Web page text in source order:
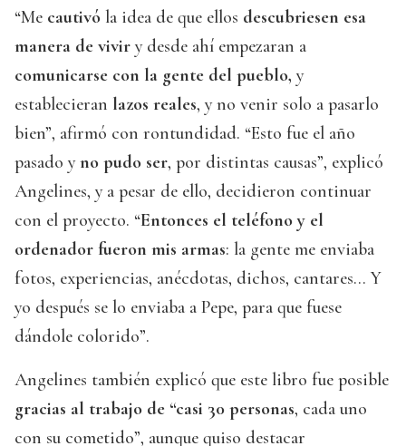
“Me cautivó la idea de que ellos descubriesen esa
manera de vivir y desde ahí empezaran a
comunicarse con la gente del pueblo, y
establecieran lazos reales, y no venir solo a pasarlo
bien”, afirmó con rontundidad. “Esto fue el año
pasado yno pudo ser, por distintas causas”, explicó
Angelines, y a pesar de ello, decidieron continuar
con el proyecto. “Entonces el teléfono y el
ordenador fueron mis armas: la gente me enviaba
fotos, experiencias, anécdotas, dichos, cantares... Y
yo después se lo enviaba a Pepe, para que fuese
dándole colorido”.
Angelines también explicó que este libro fue posible
gracias al trabajo de “casi 30 personas, cada uno
con su cometido”, aunque quiso destacar